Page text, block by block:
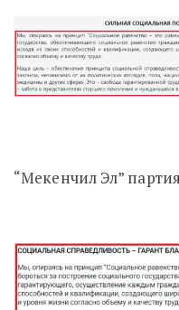
“Мекенчил Эл”